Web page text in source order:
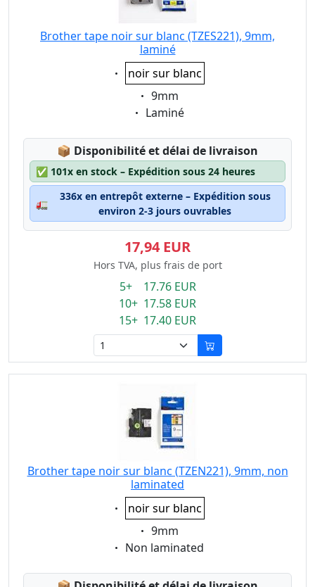
Brother tape noir sur blanc (TZES221), 9mm,
laminé
Eigenschaft:
noir sur blanc
Eigenschaft:
9mm
Eigenschaft:
Laminé
📦 Lagerstatus:
Disponibilité et délai de livraison
✅ 101x en stock – Expédition sous 24 heures
🚛
336x en entrepôt externe – Expédition sous
environ 2-3 jours ouvrables
17,94 EUR
Hors TVA, plus frais de port
5+ 17.76 EUR
10+ 17.58 EUR
15+ 17.40 EUR
Brother tape noir sur blanc (TZEN221), 9mm, non
laminated
Eigenschaft:
noir sur blanc
Eigenschaft:
9mm
Eigenschaft:
Non laminated